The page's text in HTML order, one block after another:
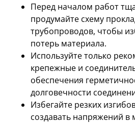
Перед началом работ
продумайте схему
трубопроводов, чтобы
потерь материала.
Используйте только
крепежные и
обеспечения
долговечности
Избегайте резких
создавать напряжений в